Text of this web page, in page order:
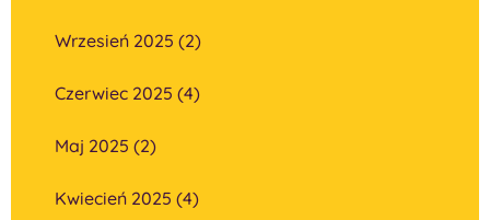
Wrzesień 2025 (2)
Czerwiec 2025 (4)
Maj 2025 (2)
Kwiecień 2025 (4)